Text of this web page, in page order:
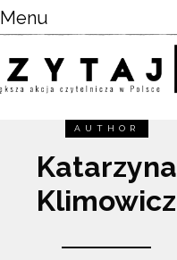
Menu
AUTHOR
Katarzyna
Klimowicz